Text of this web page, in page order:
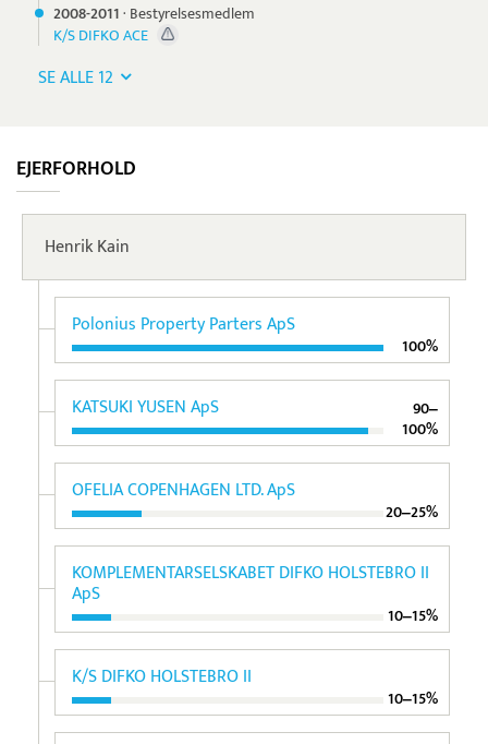
2008-2011· Bestyrelsesmedlem
K/S DIFKO ACE
SE ALLE 12
EJERFORHOLD
Henrik Kain
Polonius Property Parters ApS
100%
KATSUKI YUSEN ApS
90‒
100%
OFELIA COPENHAGEN LTD. ApS
20‒25%
KOMPLEMENTARSELSKABET DIFKO HOLSTEBRO II
ApS
10‒15%
K/S DIFKO HOLSTEBRO II
10‒15%